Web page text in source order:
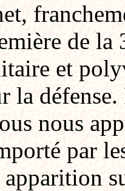
de
et
la
nous
par